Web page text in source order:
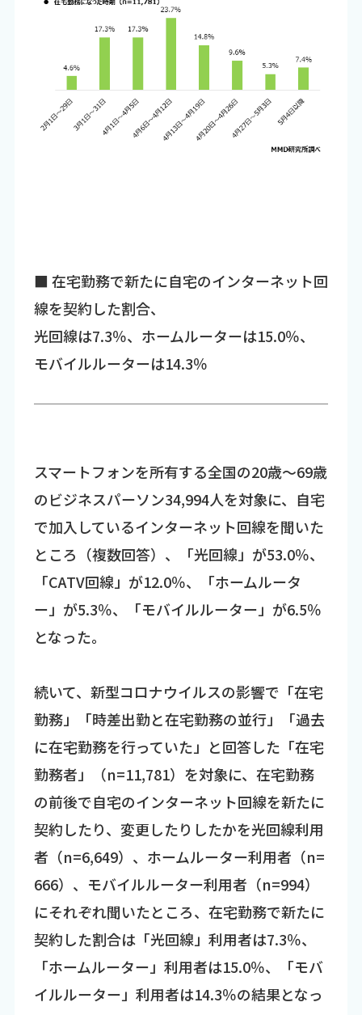
■ 在宅勤務で新たに自宅のインターネット回
線を契約した割合、
光回線は7.3％、ホームルーターは15.0％、
モバイルルーターは14.3％
スマートフォンを所有する全国の20歳～69歳
のビジネスパーソン34,994人を対象に、自宅
で加入しているインターネット回線を聞いた
ところ（複数回答）、「光回線」が53.0％、
「CATV回線」が12.0％、「ホームルータ
ー」が5.3％、「モバイルルーター」が6.5％
となった。
続いて、新型コロナウイルスの影響で「在宅
勤務」「時差出勤と在宅勤務の並行」「過去
に在宅勤務を行っていた」と回答した「在宅
勤務者」（n=11,781）を対象に、在宅勤務
の前後で自宅のインターネット回線を新たに
契約したり、変更したりしたかを光回線利用
者（n=6,649）、ホームルーター利用者（n=
666）、モバイルルーター利用者（n=994）
にそれぞれ聞いたところ、在宅勤務で新たに
契約した割合は「光回線」利用者は7.3％、
「ホームルーター」利用者は15.0％、「モバ
イルルーター」利用者は14.3％の結果となっ